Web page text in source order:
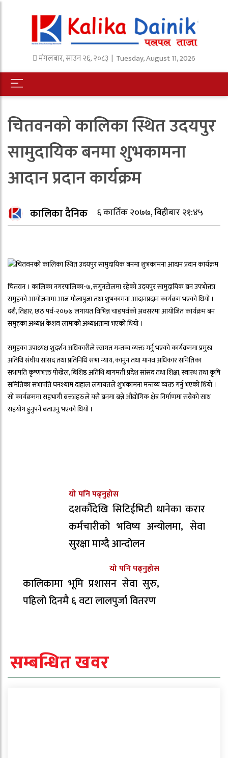
मंगलबार,साउन२६,२०८३ | Tuesday, August 11, 2026
चितवनको कालिका स्थित उदयपुर
सामुदायिक बनमा शुभकामना
आदान प्रदान कार्यक्रम
कालिका दैनिक ६ कार्तिक २०७७, बिहीबार २१:४५
चितवन । कालिका नगरपालिका-७, सगुनटाेलमा रहेको उदयपुर सामुदायिक बन उपभोक्ता
समुहको आयोजनामा आज मौलापुजा तथा शुभकामना आदानप्रदान कार्यक्रम भएको थियो ।
दशै, तिहार, छठ पर्व-२०७७ लगायत विभिन्न चाडपर्वको अवसरमा आयोजित कार्यक्रम बन
समुहका अध्यक्ष केशव लामाको अध्यक्षतामा भएको थियो ।
समुहका उपाध्यक्ष शुदर्शन अधिकारीले स्वागत मन्तव्य व्यक्त गर्नु भएको कार्यक्रममा प्रमुख
अतिथि संघीय सांसद तथा प्रतिनिधि सभा न्याय, कानुन तथा मानव अधिकार समितिका
सभापति कृष्णभक्त पोख्रेल, बिशिष्ठ अतिथि बागमती प्रदेश सांसद तथा शिक्षा, स्वास्थ तथा कृषि
समितिका सभापति घनश्याम दाहाल लगायतले शुभकामना मन्तव्य व्यक्त गर्नु भएको थियो ।
सो कार्यक्रममा सहभागी बक्ताहरुले यसै बनमा बन्ने औद्योगिक क्षेत्र निर्माणमा सबैको साथ
सहयोग हुनुपर्ने बताउनु भएको थियो ।
यो पनि पढ्नुहोस
दशकौँदेखि सिटिईभिटी धानेका करार
कर्मचारीको भविष्य अन्योलमा, सेवा
सुरक्षा माग्दै आन्दोलन
यो पनि पढ्नुहोस
कालिकामा भूमि प्रशासन सेवा सुरु,
पहिलो दिनमै ६ वटा लालपुर्जा वितरण
सम्बन्धित खवर